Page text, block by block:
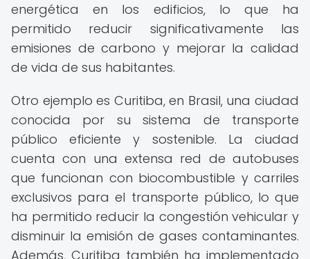
energética en los edificios, lo que ha
permitido reducir significativamente las
emisiones de carbono y mejorar la calidad
de vida de sus habitantes.
Otro ejemplo es Curitiba, en Brasil, una ciudad
conocida por su sistema de transporte
público eficiente y sostenible. La ciudad
cuenta con una extensa red de autobuses
que funcionan con biocombustible y carriles
exclusivos para el transporte público, lo que
ha permitido reducir la congestión vehicular y
disminuir la emisión de gases contaminantes.
Además, Curitiba también ha implementado